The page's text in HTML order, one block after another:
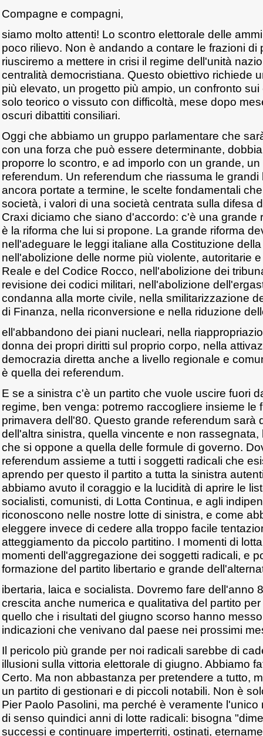
Compagne e compagni,
siamo molto attenti! Lo scontro elettorale delle
poco rilievo. Non è andando a contare le frazioni di
riusciremo a mettere in crisi il regime dell'unità
centralità democristiana. Questo obiettivo richiede
più elevato, un progetto più ampio, un confronto
solo teorico o vissuto con difficoltà, mese dopo
oscuri dibattiti consiliari.
Oggi che abbiamo un gruppo parlamentare che
con una forza che può essere determinante,
proporre lo scontro, e ad imporlo con un grande,
referendum. Un referendum che riassuma le
ancora portate a termine, le scelte fondamentali
società, i valori di una società centrata sulla difesa
Craxi diciamo che siano d'accordo: c'è una grande
è la riforma che lui si propone. La grande riforma
nell'adeguare le leggi italiane alla Costituzione
nell'abolizione delle norme più violente, autoritarie
Reale e del Codice Rocco, nell'abolizione dei
revisione dei codici militari, nell'abolizione
condanna alla morte civile, nella smilitarizzazione
di Finanza, nella riconversione e nella riduzione
ell'abbandono dei piani nucleari, nella
donna dei propri diritti sul proprio corpo, nella
democrazia diretta anche a livello regionale e
è quella dei referendum.
E se a sinistra c'è un partito che vuole uscire fuori
regime, ben venga: potremo raccogliere insieme le
primavera dell'80. Questo grande referendum sarà
dell'altra sinistra, quella vincente e non
che si oppone a quella delle formule di governo.
referendum assieme a tutti i soggetti radicali che
aprendo per questo il partito a tutta la sinistra
abbiamo avuto il coraggio e la lucidità di aprire le
socialisti, comunisti, di Lotta Continua, e agli
riconoscono nelle nostre lotte di sinistra, e come
eleggere invece di cedere alla troppo facile
atteggiamento da piccolo partitino. I momenti di
momenti dell'aggregazione dei soggetti radicali, e
formazione del partito libertario e grande
ibertaria, laica e socialista. Dovremo fare dell'anno
crescita anche numerica e qualitativa del partito
quello che i risultati del giugno scorso hanno
indicazioni che venivano dal paese nei prossimi
Il pericolo più grande per noi radicali sarebbe di
illusioni sulla vittoria elettorale di giugno. Abbiamo
Certo. Ma non abbastanza per pretendere a tutto,
un partito di gestionari e di piccoli notabili. Non è
Pier Paolo Pasolini, ma perché è veramente
di senso quindici anni di lotte radicali: bisogna
successi e continuare imperterriti, ostinati,